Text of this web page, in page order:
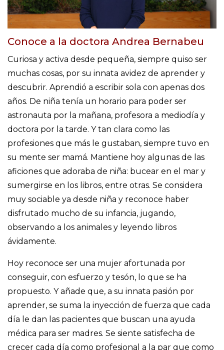
Conoce a la doctora Andrea Bernabeu
Curiosa y activa desde pequeña, siempre quiso ser
muchas cosas, por su innata avidez de aprender y
descubrir. Aprendió a escribir sola con apenas dos
años. De niña tenía un horario para poder ser
astronauta por la mañana, profesora a mediodía y
doctora por la tarde. Y tan clara como las
profesiones que más le gustaban, siempre tuvo en
su mente ser mamá. Mantiene hoy algunas de las
aficiones que adoraba de niña: bucear en el mar y
sumergirse en los libros, entre otras. Se considera
muy sociable ya desde niña y reconoce haber
disfrutado mucho de su infancia, jugando,
observando a los animales y leyendo libros
ávidamente.
Hoy reconoce ser una mujer afortunada por
conseguir, con esfuerzo y tesón, lo que se ha
propuesto. Y añade que, a su innata pasión por
aprender, se suma la inyección de fuerza que cada
día le dan las pacientes que buscan una ayuda
médica para ser madres. Se siente satisfecha de
crecer cada día como profesional a la par que como